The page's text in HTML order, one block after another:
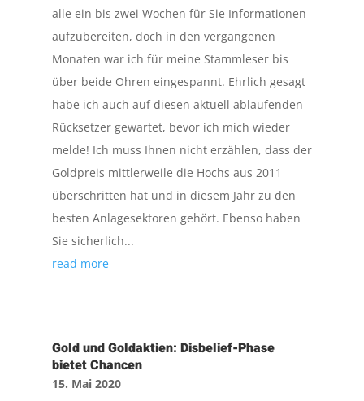
alle ein bis zwei Wochen für Sie Informationen
aufzubereiten, doch in den vergangenen
Monaten war ich für meine Stammleser bis
über beide Ohren eingespannt. Ehrlich gesagt
habe ich auch auf diesen aktuell ablaufenden
Rücksetzer gewartet, bevor ich mich wieder
melde! Ich muss Ihnen nicht erzählen, dass der
Goldpreis mittlerweile die Hochs aus 2011
überschritten hat und in diesem Jahr zu den
besten Anlagesektoren gehört. Ebenso haben
Sie sicherlich...
read more
Gold und Goldaktien: Disbelief-Phase
bietet Chancen
15. Mai 2020